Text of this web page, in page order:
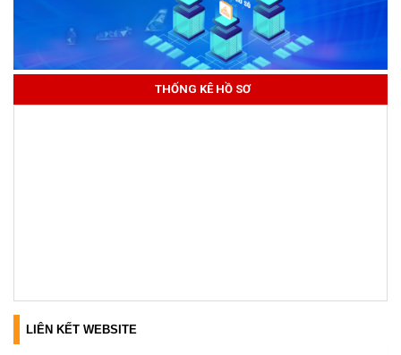
THỐNG KÊ HỒ SƠ
LIÊN KẾT WEBSITE